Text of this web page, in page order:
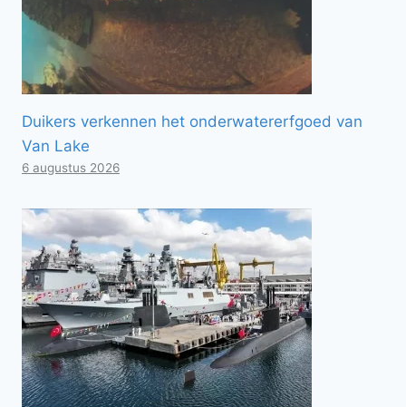
Duikers verkennen het onderwatererfgoed van
Van Lake
6 augustus 2026